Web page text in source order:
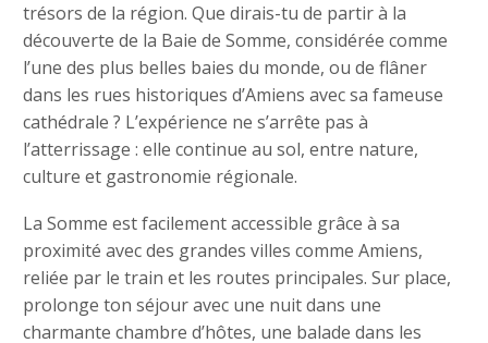
trésors de la région. Que dirais-tu de partir à la
découverte de la Baie de Somme, considérée comme
l’une des plus belles baies du monde, ou de flâner
dans les rues historiques d’Amiens avec sa fameuse
cathédrale ? L’expérience ne s’arrête pas à
l’atterrissage : elle continue au sol, entre nature,
culture et gastronomie régionale.
La Somme est facilement accessible grâce à sa
proximité avec des grandes villes comme Amiens,
reliée par le train et les routes principales. Sur place,
prolonge ton séjour avec une nuit dans une
charmante chambre d’hôtes, une balade dans les